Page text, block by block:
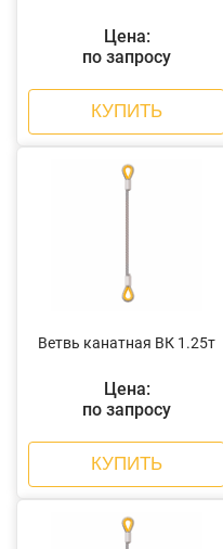
Цена:
по запросу
КУПИТЬ
Ветвь канатная ВК 1.25т
Цена:
по запросу
КУПИТЬ